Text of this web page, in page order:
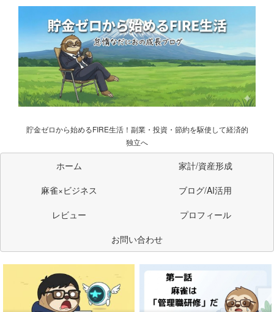
貯金ゼロから始めるFIRE生活！副業・投資・節約を駆使して経済的
独立へ
ホーム
家計/資産形成
麻雀×ビジネス
ブログ/AI活用
レビュー
プロフィール
お問い合わせ